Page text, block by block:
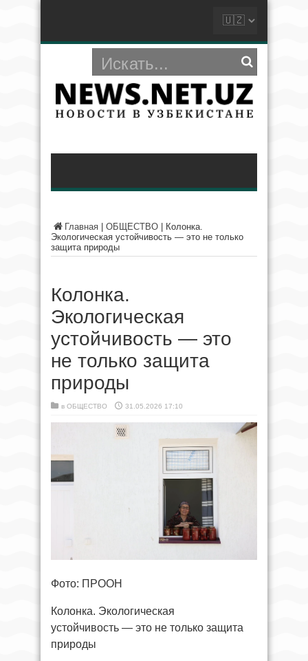
Главная ОБЩЕСТВО
Колонка.
Экологическая устойчивость — это не только
защита природы
Колонка.
Экологическая
устойчивость — это
не только защита
природы
в ОБЩЕСТВО 31.05.2026 17:10
Фото: ПРООН
Колонка. Экологическая
устойчивость — это не только защита
природы